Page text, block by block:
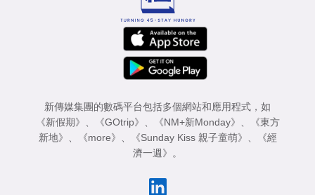
新傳媒集團的數碼平台包括多個網站和應用程式，如
《新假期》
《GOtrip》 《NM+新Monday》
《東方
新地》
《more》 《Sunday Kiss 親子童萌》
《經
濟一週》
。